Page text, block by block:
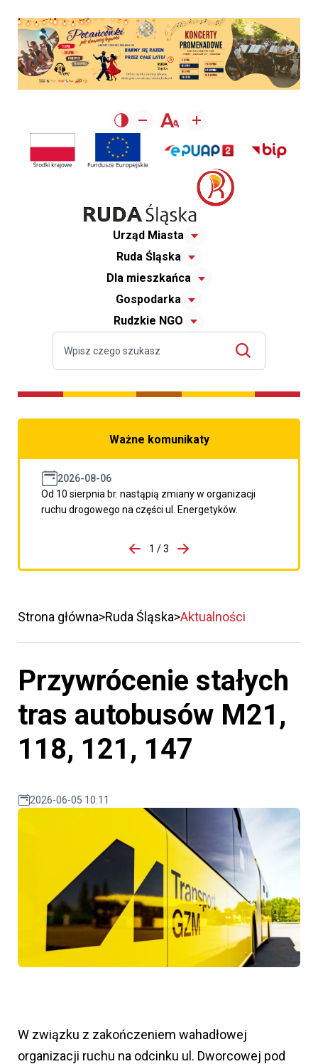
Urząd Miasta
Ruda Śląska
Dla mieszkańca
Gospodarka
Rudzkie NGO
Ważne komunikaty
2026-08-06
Od 10 sierpnia br. nastąpią zmiany w organizacji
ruchu drogowego na części ul. Energetyków.
porzpedniego komunikatu
1 / 3
Przejdź do następnego
Strona główna Ruda Śląska Aktualności
Przywrócenie stałych
tras autobusów M21,
118, 121, 147
2026-06-05 10:11
W związku z zakończeniem wahadłowej
organizacji ruchu na odcinku ul. Dworcowej pod